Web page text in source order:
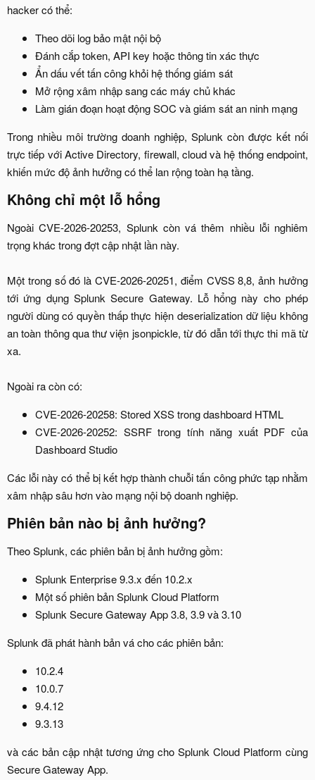
hacker có thể:​
Theo dõi log bảo mật nội bộ​
Đánh cắp token, API key hoặc thông tin xác thực​
Ẩn dấu vết tấn công khỏi hệ thống giám sát​
Mở rộng xâm nhập sang các máy chủ khác​
Làm gián đoạn hoạt động SOC và giám sát an ninh mạng​
Trong nhiều môi trường doanh nghiệp, Splunk còn được kết nối
trực tiếp với Active Directory, firewall, cloud và hệ thống endpoint,
khiến mức độ ảnh hưởng có thể lan rộng toàn hạ tầng.​
Không chỉ một lỗ hổng​
Ngoài CVE-2026-20253, Splunk còn vá thêm nhiều lỗi nghiêm
trọng khác trong đợt cập nhật lần này.
Một trong số đó là CVE-2026-20251, điểm CVSS 8,8, ảnh hưởng
tới ứng dụng Splunk Secure Gateway. Lỗ hổng này cho phép
người dùng có quyền thấp thực hiện deserialization dữ liệu không
an toàn thông qua thư viện jsonpickle, từ đó dẫn tới thực thi mã từ
xa.
Ngoài ra còn có:​
CVE-2026-20258: Stored XSS trong dashboard HTML​
CVE-2026-20252: SSRF trong tính năng xuất PDF của
Dashboard Studio​
Các lỗi này có thể bị kết hợp thành chuỗi tấn công phức tạp nhằm
xâm nhập sâu hơn vào mạng nội bộ doanh nghiệp.​
Phiên bản nào bị ảnh hưởng?​
Theo Splunk, các phiên bản bị ảnh hưởng gồm:​
Splunk Enterprise 9.3.x đến 10.2.x​
Một số phiên bản Splunk Cloud Platform​
Splunk Secure Gateway App 3.8, 3.9 và 3.10​
Splunk đã phát hành bản vá cho các phiên bản:​
10.2.4​
10.0.7​
9.4.12​
9.3.13​
và các bản cập nhật tương ứng cho Splunk Cloud Platform cùng
Secure Gateway App.​